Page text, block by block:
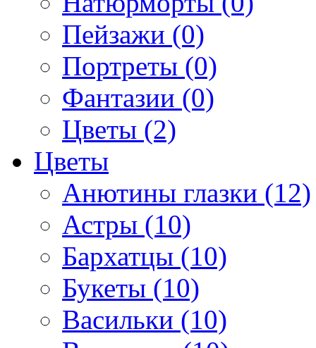
Пейзажи (0)
Портреты (0)
Фантазии (0)
Цветы (2)
Цветы
Анютины глазки (12)
Астры (10)
Бархатцы (10)
Букеты (10)
Васильки (10)